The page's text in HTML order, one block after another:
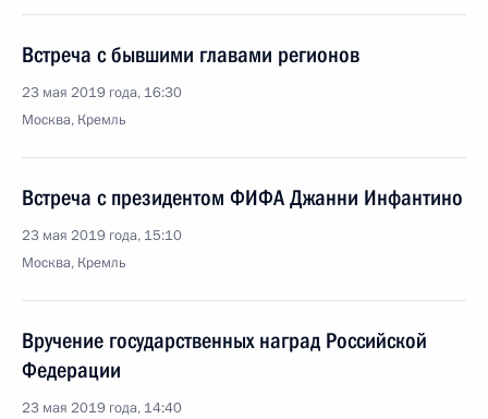
Встреча с бывшими главами регионов
23 мая 2019 года, 16:30
Москва, Кремль
Встреча с президентом ФИФА Джанни Инфантино
23 мая 2019 года, 15:10
Москва, Кремль
Вручение государственных наград Российской
Федерации
23 мая 2019 года, 14:40